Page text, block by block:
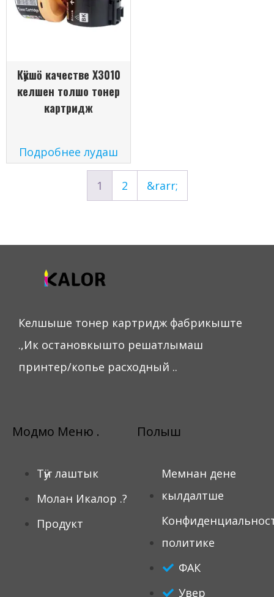
Кӱкшӧ качестве X3010
келшен толшо тонер
картридж
Подробнее лудаш
1 2 &rarr;
Келшыше тонер картридж фабрикыште
.,Ик остановкышто решатлымаш
принтер/копье расходный ..
Модмо Меню .
Тӱҥ лаштык
Молан Икалор .?
Продукт
Полыш
Мемнан дене
кылдалтше
политике
ФАК
Увер